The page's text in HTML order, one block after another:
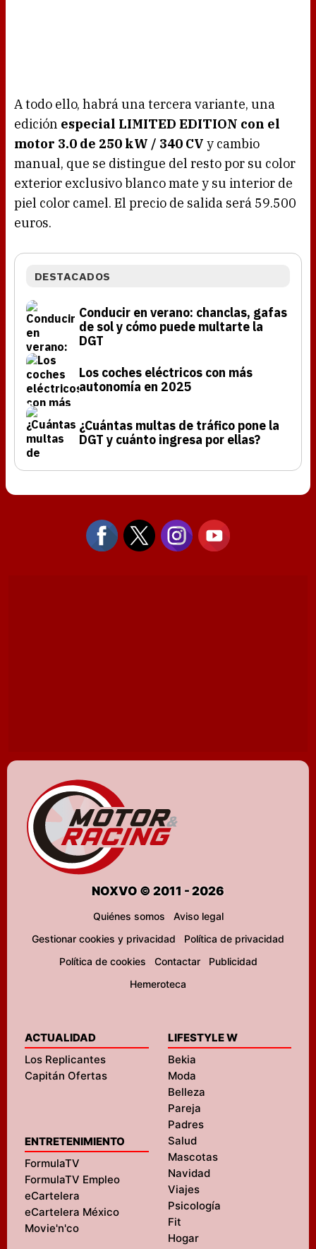
A todo ello, habrá una tercera variante, una
edición especial LIMITED EDITION con el
motor 3.0 de 250 kW / 340 CV y cambio
manual, que se distingue del resto por su color
exterior exclusivo blanco mate y su interior de
piel color camel. El precio de salida será 59.500
euros.
DESTACADOS
Conducir en verano: chanclas, gafas
de sol y cómo puede multarte la
DGT
Los coches eléctricos con más
autonomía en 2025
¿Cuántas multas de tráfico pone la
DGT y cuánto ingresa por ellas?
NOXVO © 2011 - 2026
Quiénes somos
Aviso legal
Gestionar cookies y privacidad
Política de privacidad
Política de cookies
Contactar
Publicidad
Hemeroteca
ACTUALIDAD
Los Replicantes
Capitán Ofertas
ENTRETENIMIENTO
FormulaTV
FormulaTV Empleo
eCartelera
eCartelera México
Movie'n'co
LIFESTYLE W
Bekia
Moda
Belleza
Pareja
Padres
Salud
Mascotas
Navidad
Viajes
Psicología
Fit
Hogar